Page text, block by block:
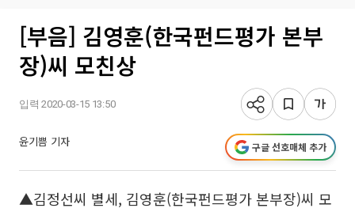
[부음] 김영훈(한국펀드평가 본부
장)씨 모친상
입력 2020-03-15 13:50
윤기쁨 기자 구글 선호매체 추가
▲김정선씨 별세, 김영훈(한국펀드평가 본부장)씨 모